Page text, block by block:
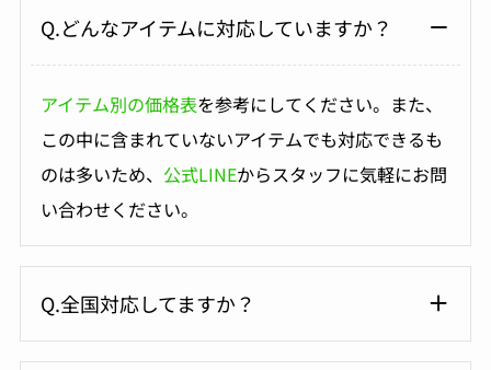
Q.どんなアイテムに対応していますか？
アイテム別の価格表を参考にしてください。また、
この中に含まれていないアイテムでも対応できるも
のは多いため、 公式LINEからスタッフに気軽にお問
い合わせください。
Q.全国対応してますか？